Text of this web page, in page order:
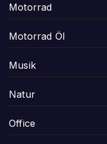
Motorrad
Motorrad Öl
Musik
Natur
Office